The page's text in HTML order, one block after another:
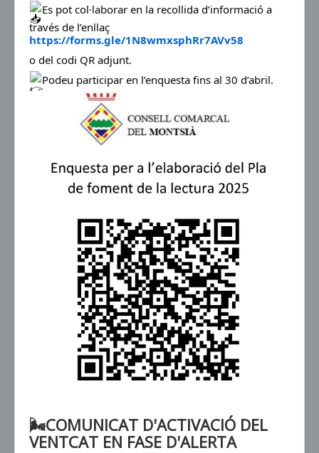
Es pot col·laborar en la recollida d’informació a
través de l’enllaç
https://forms.gle/1N8wmxsphRr7AVv58
o del codi QR adjunt.
Podeu participar en l’enquesta fins al 30 d’abril.
🌬️COMUNICAT D'ACTIVACIÓ DEL
VENTCAT EN FASE D'ALERTA